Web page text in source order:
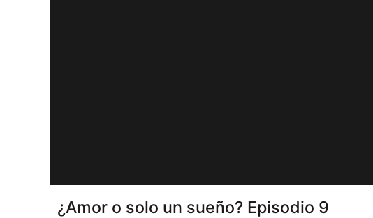
¿Amor o solo un sueño? Episodio 9